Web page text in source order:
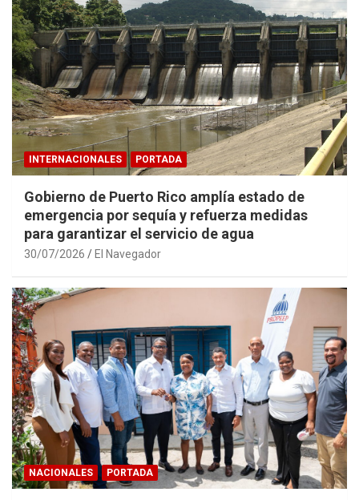
INTERNACIONALES PORTADA
Gobierno de Puerto Rico amplía estado de
emergencia por sequía y refuerza medidas
para garantizar el servicio de agua
30/07/2026 El Navegador
NACIONALES PORTADA